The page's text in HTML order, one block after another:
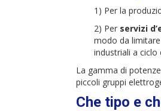
1) Per la
2) Per servizi
modo da
industriali a ciclo
La gamma di
piccoli gruppi
Che tipo e